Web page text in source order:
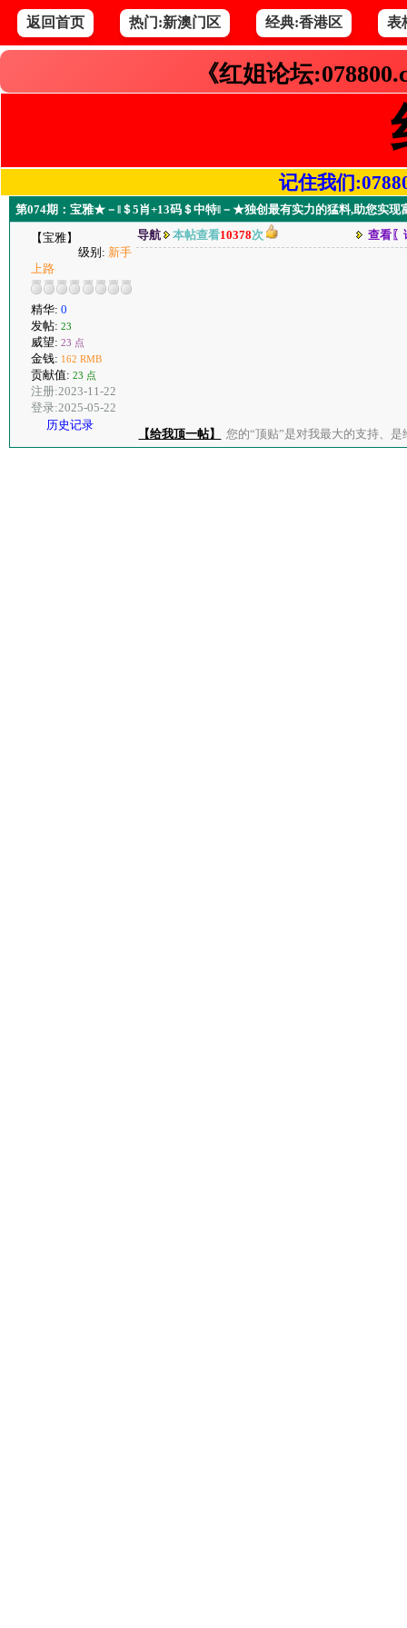
返回首页 热门:新澳门区 经典:香港区 表
《红姐论坛
记住我们
第074期：宝雅★－‖＄5肖+13码＄中特‖－★独创最有实力的猛料,助您实现
【宝雅】
级别: 新手
上路
精华: 0
发帖: 23
威望: 23 点
金钱: 162 RMB
贡献值: 23 点
注册:2023-11-22
登录:2025-05-22
历史记录
导航 本帖查看10378次 查看〖
【给我顶一帖】 您的“顶贴”是对我最大的支持、